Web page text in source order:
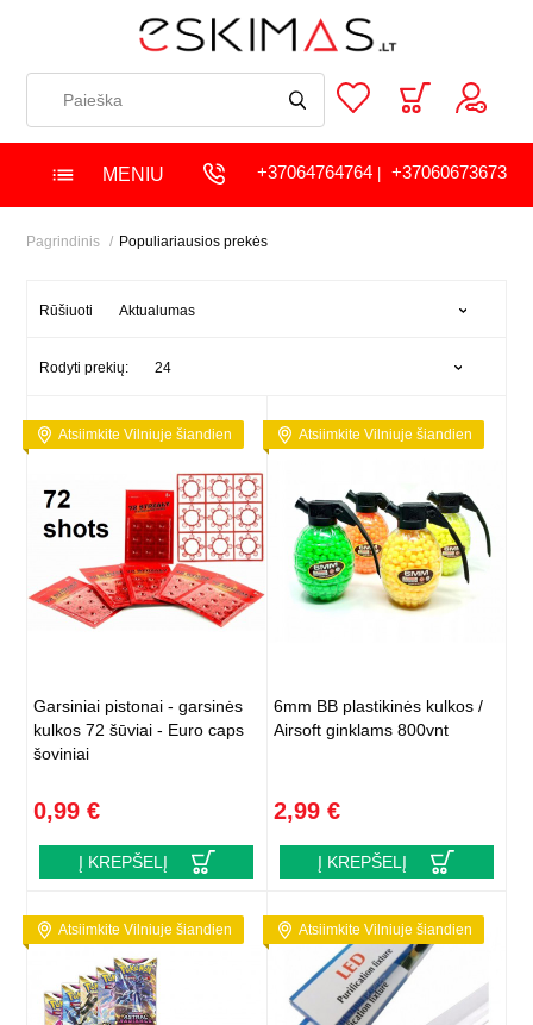
MENIU +37064764764| +37060673673
Pagrindinis Populiariausios prekės
Rūšiuoti Aktualumas
Rodyti prekių: 24
Atsiimkite Vilniuje šiandien
Garsiniai pistonai - garsinės
kulkos 72 šūviai - Euro caps
šoviniai
0,99 €
Į KREPŠELĮ
Atsiimkite Vilniuje šiandien
6mm BB plastikinės kulkos /
Airsoft ginklams 800vnt
2,99 €
Į KREPŠELĮ
Atsiimkite Vilniuje šiandien Atsiimkite Vilniuje šiandien